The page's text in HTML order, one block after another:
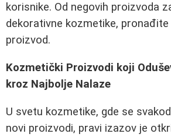
korisnike. Od negovih proizvoda
dekorativne kozmetike,
proizvod.
Kozmetički Proizvodi koji
kroz Najbolje Nalaze
U svetu kozmetike, gde se
novi proizvodi, pravi izazov je